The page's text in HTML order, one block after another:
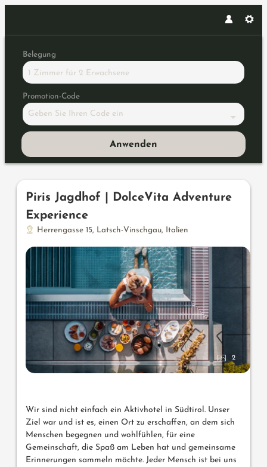
Belegung
1 Zimmer für 2 Erwachsene
Promotion-Code
Geben Sie Ihren Code ein
Anwenden
Unsere Angebote im Zimmer
Piris Jagdhof | DolceVita Adventure
Experience
Herrengasse 15, Latsch-Vinschgau, Italien
2
Wir sind nicht einfach ein Aktivhotel in Südtirol. Unser
Ziel war und ist es, einen Ort zu erschaffen, an dem sich
Menschen begegnen und wohlfühlen, für eine
Gemeinschaft, die Spaß am Leben hat und gemeinsame
Erinnerungen sammeln möchte. Jeder Mensch ist bei uns